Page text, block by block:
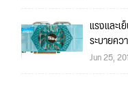
แรงและเ
ระบายคว
Jun 25,